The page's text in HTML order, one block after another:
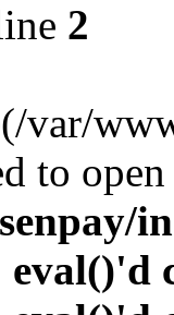
2
var/
to